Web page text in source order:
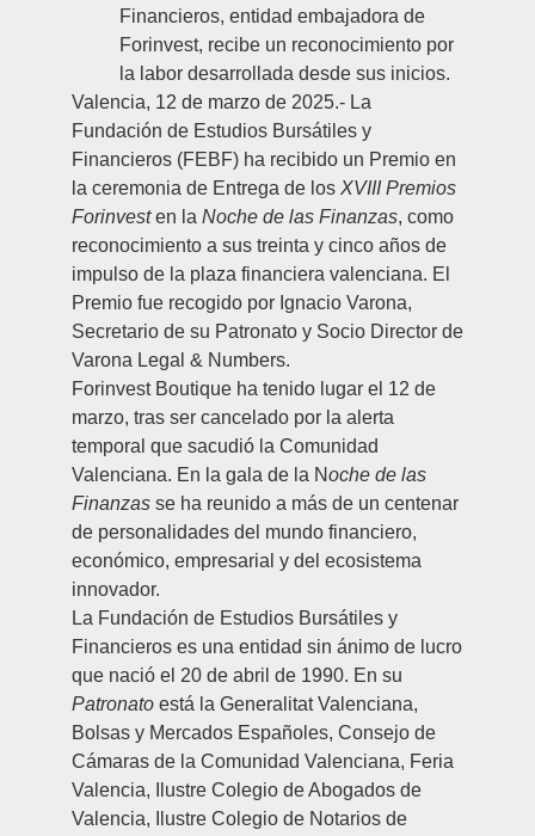
Financieros, entidad embajadora de
Forinvest, recibe un reconocimiento por
la labor desarrollada desde sus inicios.
Valencia, 12 de marzo de 2025.- La
Fundación de Estudios Bursátiles y
Financieros (FEBF) ha recibido un Premio en
la ceremonia de Entrega de los XVIII Premios
Forinvesten la Noche de las Finanzas, como
reconocimiento a sus treinta y cinco años de
impulso de la plaza financiera valenciana. El
Premio fue recogido por Ignacio Varona,
Secretario de su Patronato y Socio Director de
Varona Legal & Numbers.
Forinvest Boutique ha tenido lugar el 12 de
marzo, tras ser cancelado por la alerta
temporal que sacudió la Comunidad
Valenciana. En la gala de la Noche de las
Finanzas se ha reunido a más de un centenar
de personalidades del mundo financiero,
económico, empresarial y del ecosistema
innovador.
La Fundación de Estudios Bursátiles y
Financieros es una entidad sin ánimo de lucro
que nació el 20 de abril de 1990. En su
Patronato está la Generalitat Valenciana,
Bolsas y Mercados Españoles, Consejo de
Cámaras de la Comunidad Valenciana, Feria
Valencia, Ilustre Colegio de Abogados de
Valencia, Ilustre Colegio de Notarios de